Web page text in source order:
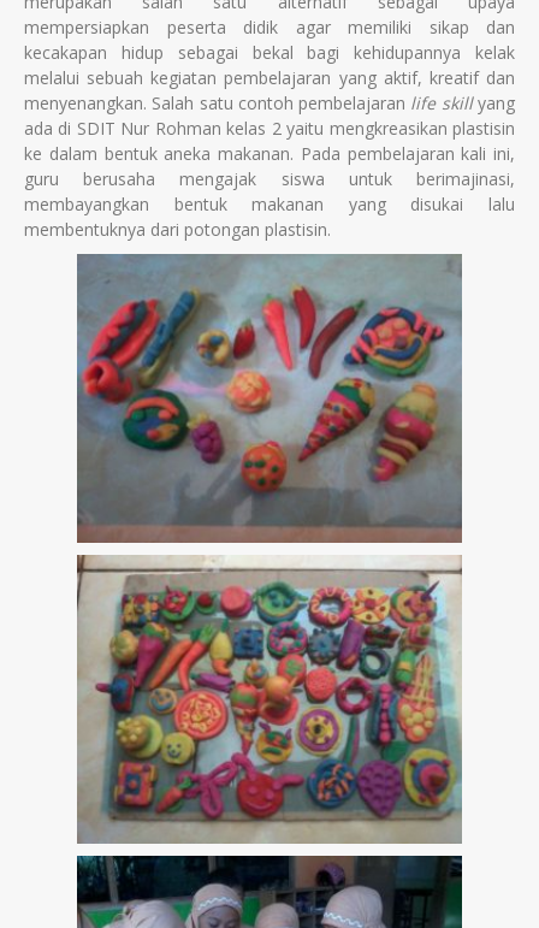
mempersiapkan peserta didik agar memiliki sikap dan
kecakapan hidup sebagai bekal bagi kehidupannya kelak
melalui sebuah kegiatan pembelajaran yang aktif, kreatif dan
menyenangkan. Salah satu contoh pembelajaran life skillyang
ada di SDIT Nur Rohman kelas 2 yaitu mengkreasikan plastisin
ke dalam bentuk aneka makanan. Pada pembelajaran kali ini,
guru berusaha mengajak siswa untuk berimajinasi,
membayangkan bentuk makanan yang disukai lalu
membentuknya dari potongan plastisin.